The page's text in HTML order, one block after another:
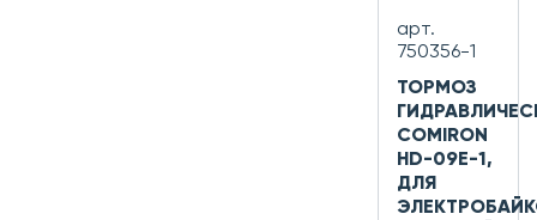
арт.
750356-1
ТОРМОЗ
COMIRON
HD-09E-1,
ДЛЯ